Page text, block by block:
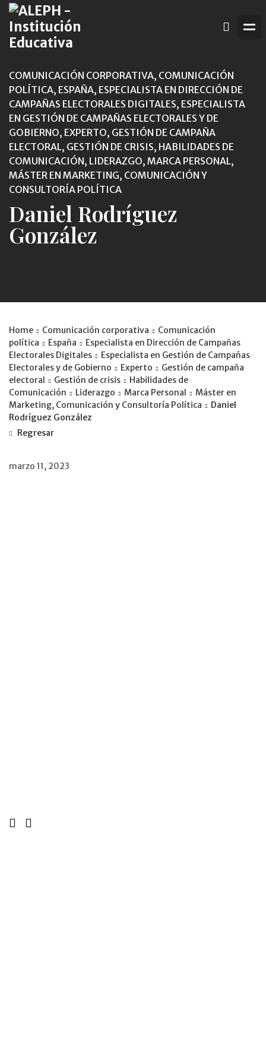
COMUNICACIÓN CORPORATIVA, COMUNICACIÓN
POLÍTICA, ESPAÑA, ESPECIALISTA EN DIRECCIÓN DE
CAMPAÑAS ELECTORALES DIGITALES, ESPECIALISTA
EN GESTIÓN DE CAMPAÑAS ELECTORALES Y DE
GOBIERNO, EXPERTO, GESTIÓN DE CAMPAÑA
ELECTORAL, GESTIÓN DE CRISIS, HABILIDADES DE
COMUNICACIÓN, LIDERAZGO, MARCA PERSONAL,
MÁSTER EN MARKETING, COMUNICACIÓN Y
CONSULTORÍA POLÍTICA
Daniel Rodríguez
González
Home Comunicación corporativa
Comunicación
política
España
Especialista en Dirección de Campañas
Electorales Digitales
Especialista en Gestión de Campañas
Electorales y de Gobierno
Experto
Gestión de campaña
electoral
Gestión de crisis
Habilidades de
Comunicación
Liderazgo Marca Personal
Máster en
Marketing, Comunicación y Consultoría Política
Daniel
Rodríguez González
Regresar
marzo 11, 2023